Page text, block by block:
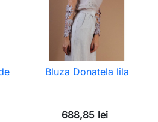
Bluza Donatela lila
688,85 lei